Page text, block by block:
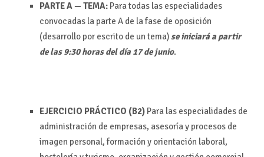
PARTE A — TEMA:Para todas las especialidades
convocadas la parte A de la fase de oposición
(desarrollo por escrito de un tema)se iniciará a partir
de las 9:30 horas del día 17 de junio.
EJERCICIO PRÁCTICO (B2)Para las especialidades de
administración de empresas, asesoría y procesos de
imagen personal, formación y orientación laboral,